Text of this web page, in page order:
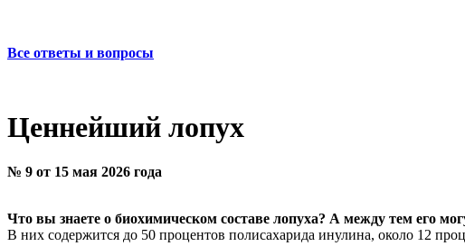
Все ответы и вопросы
Ценнейший лопух
№ 9 от 15 мая 2026 года
Что вы знаете о биохимическом составе лопуха? А между тем его
В них содержится до 50 процентов полисахарида инулина, около 12